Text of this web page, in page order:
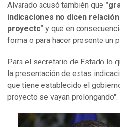
Alvarado acusó también que
indicaciones no dicen
proyecto" y que en
forma o para hacer presente un
Para el secretario de Estado lo
la presentación de estas
que tiene establecido el
proyecto se vayan prolongando".